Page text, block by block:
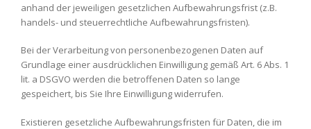
anhand der jeweiligen gesetzlichen Aufbewahrungsfrist (z.B.
handels- und steuerrechtliche Aufbewahrungsfristen).
Bei der Verarbeitung von personenbezogenen Daten auf
Grundlage einer ausdrücklichen Einwilligung gemäß Art. 6 Abs. 1
lit. a DSGVO werden die betroffenen Daten so lange
gespeichert, bis Sie Ihre Einwilligung widerrufen.
Existieren gesetzliche Aufbewahrungsfristen für Daten, die im